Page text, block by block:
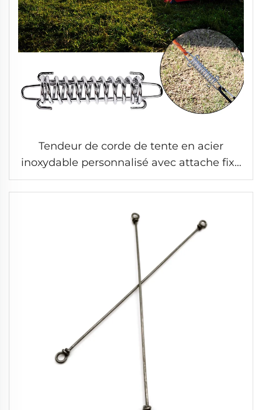
Tendeur de corde de tente en acier
inoxydable personnalisé avec attache fixe
pour l'extérieur